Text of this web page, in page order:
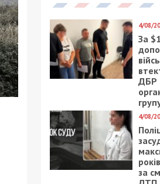
4/08/
За
ДБР
4/08/
за